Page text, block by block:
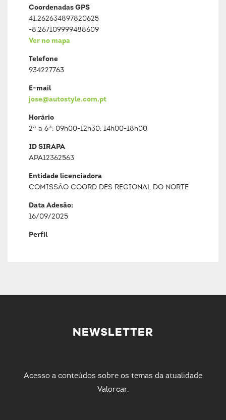
Coordenadas GPS
41.262634897820625
-8.267109999488609
Ver no mapa
Telefone
934227763
E-mail
jose@autostyle.com.pt
Horário
2ª a 6ª: 09h00-12h30; 14h00-18h00
ID SIRAPA
APA12362563
Entidade licenciadora
COMISSÃO COORD DES REGIONAL DO NORTE
Data Adesão:
16/09/2025
Perfil
NEWSLETTER
Acesso a conteúdos sobre os temas da atualidade
Valorcar.